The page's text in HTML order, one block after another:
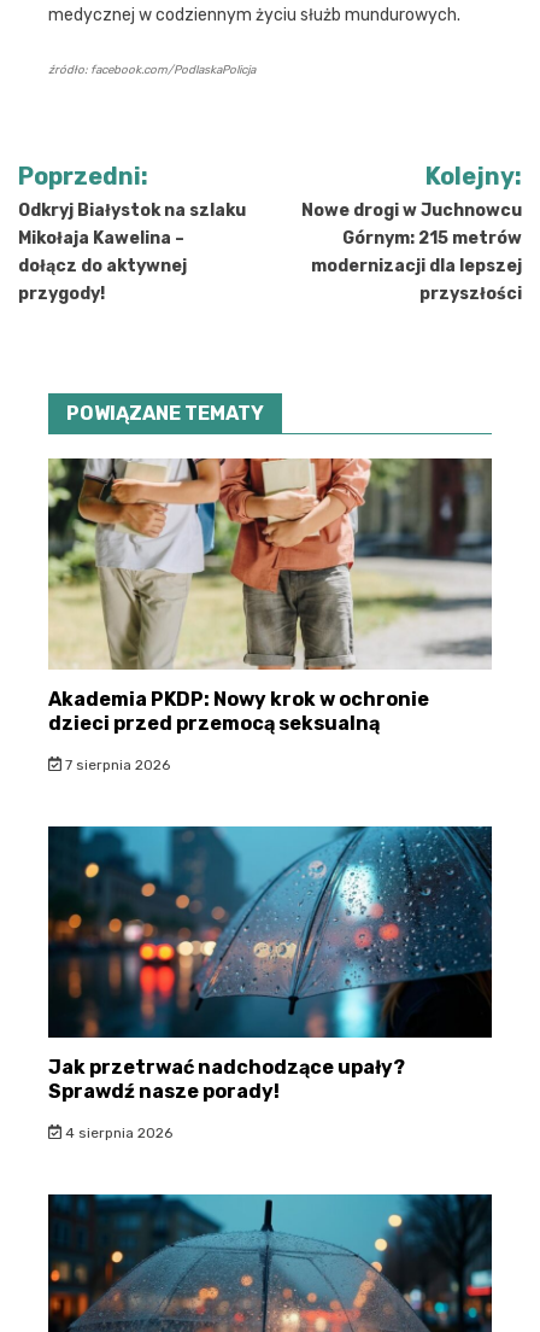
medycznej w codziennym życiu służb mundurowych.
źródło: facebook.com/PodlaskaPolicja
Nawigacja
wpisu
Poprzedni:
Odkryj Białystok na szlaku
Mikołaja Kawelina –
dołącz do aktywnej
przygody!
Kolejny:
Nowe drogi w Juchnowcu
Górnym: 215 metrów
modernizacji dla lepszej
przyszłości
POWIĄZANE TEMATY
Akademia PKDP: Nowy krok w ochronie
dzieci przed przemocą seksualną
7 sierpnia 2026
Jak przetrwać nadchodzące upały?
Sprawdź nasze porady!
4 sierpnia 2026